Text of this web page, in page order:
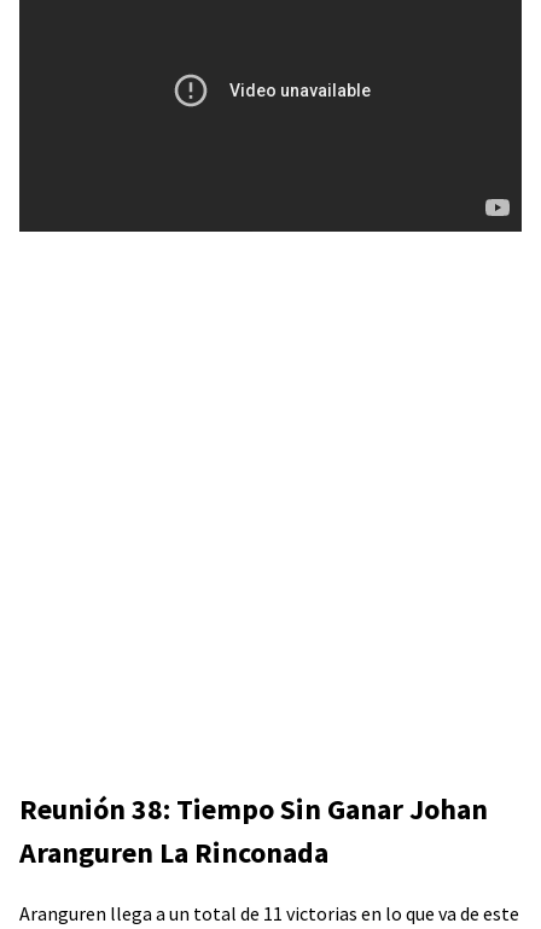
Reunión 38: Tiempo Sin Ganar Johan
Aranguren La Rinconada
Aranguren llega a un total de 11 victorias en lo que va de este